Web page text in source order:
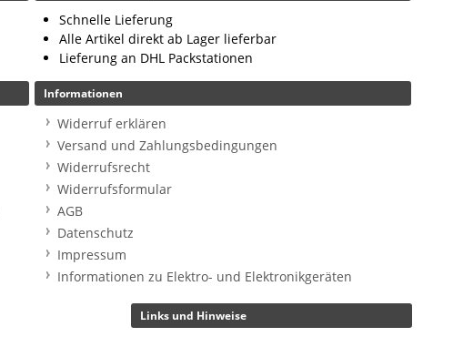
Schnelle Lieferung
Alle Artikel direkt ab Lager lieferbar
Lieferung an DHL Packstationen
Informationen
Widerruf erklären
Versand und Zahlungsbedingungen
Widerrufsrecht
Widerrufsformular
AGB
Datenschutz
Impressum
Informationen zu Elektro- und Elektronikgeräten
Links und Hinweise